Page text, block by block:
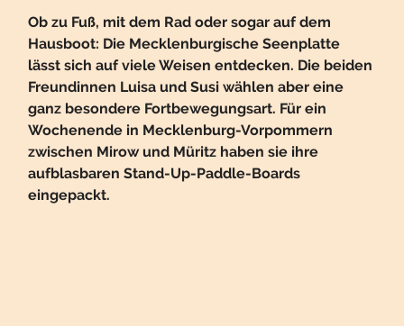
Ob zu Fuß, mit dem Rad oder sogar auf dem
Hausboot: Die Mecklenburgische Seenplatte
lässt sich auf viele Weisen entdecken. Die beiden
Freundinnen Luisa und Susi wählen aber eine
ganz besondere Fortbewegungsart. Für ein
Wochenende in Mecklenburg-Vorpommern
zwischen Mirow und Müritz haben sie ihre
aufblasbaren Stand-Up-Paddle-Boards
eingepackt.